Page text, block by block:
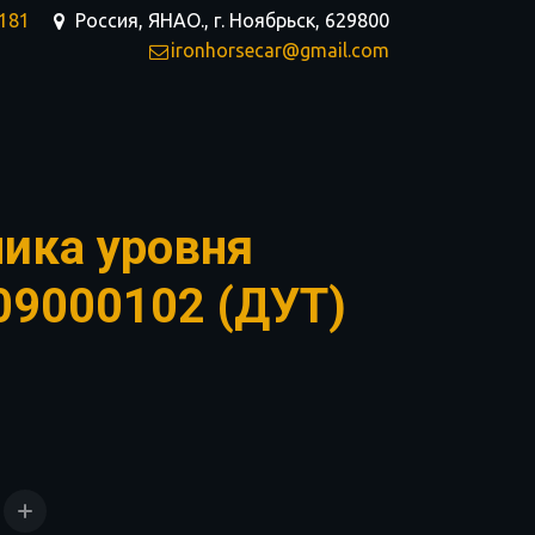
Россия, ЯНАО., г. Ноябрьск, 629800
ironhorsecar@gmail.com
уровня
(ДУТ)